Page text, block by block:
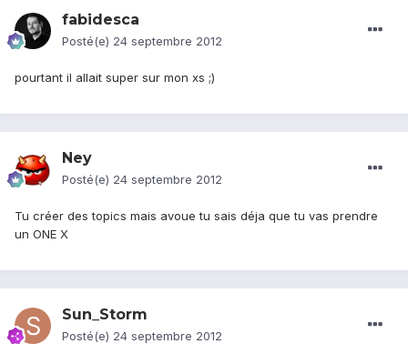
fabidesca
Posté(e) 24 septembre 2012
pourtant il allait super sur mon xs ;)
Ney
Posté(e) 24 septembre 2012
Tu créer des topics mais avoue tu sais déja que tu vas prendre
un ONE X
Sun_Storm
Posté(e) 24 septembre 2012